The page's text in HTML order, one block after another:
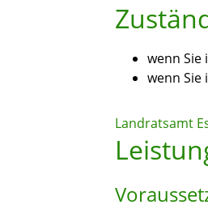
wenn Sie
wenn Sie
Landratsamt